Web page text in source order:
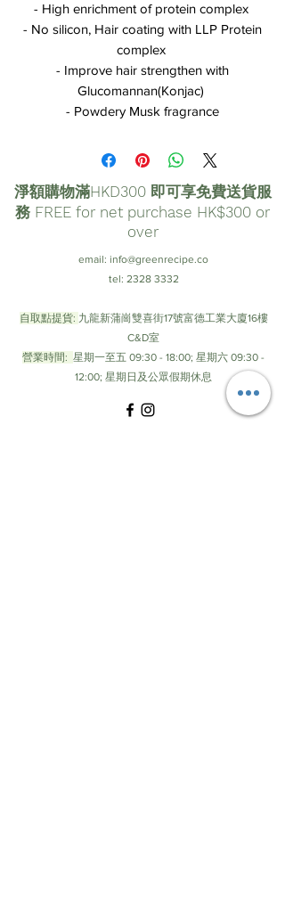
- High enrichment of protein complex
- No silicon, Hair coating with LLP Protein
complex
- Improve hair strengthen with
Glucomannan(Konjac)
- Powdery Musk fragrance
淨額購物滿HKD300 即可享免費送貨服
務 FREE for net purchase HK$300 or
over
email: info@greenrecipe.co
tel: 2328 3332
自取點提貨: 九龍新蒲崗雙喜街17號富德工業大廈16樓
C&D室
營業時間: 星期一至五 09:30 - 18:00; 星期六 09:30 -
12:00; 星期日及公眾假期休息